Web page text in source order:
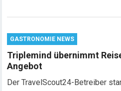
GASTRONOMIE NEWS
Triplemind übernimmt
Angebot
Der TravelScout24-Betreiber